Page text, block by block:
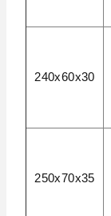
240x60x30
250x70x35